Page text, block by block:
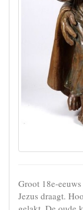
Groot 18e-
Jezus draagt.